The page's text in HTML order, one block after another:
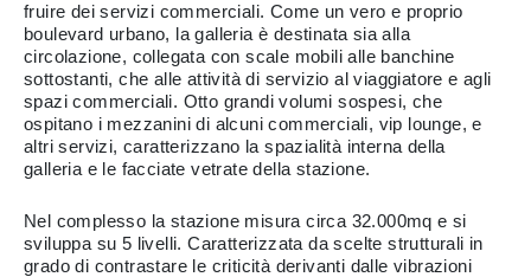
fruire dei servizi commerciali. Come un vero e proprio
boulevard urbano, la galleria è destinata sia alla
circolazione, collegata con scale mobili alle banchine
sottostanti, che alle attività di servizio al viaggiatore e agli
spazi commerciali. Otto grandi volumi sospesi, che
ospitano i mezzanini di alcuni commerciali, vip lounge, e
altri servizi, caratterizzano la spazialità interna della
galleria e le facciate vetrate della stazione.
Nel complesso la stazione misura circa 32.000mq e si
sviluppa su 5 livelli. Caratterizzata da scelte strutturali in
grado di contrastare le criticità derivanti dalle vibrazioni